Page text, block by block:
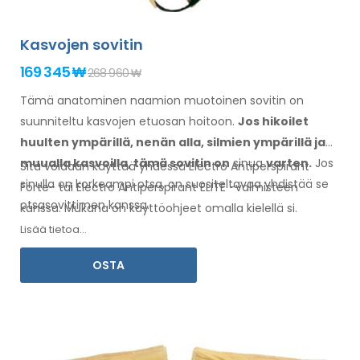
Kasvojen sovitin
169 345 ₩268 960 ₩
Tämä anatominen naamion muotoinen sovitin on
suunniteltu kasvojen etuosan hoitoon. Jos hikoilet
huulten ympärillä, nenän alla, silmien ympärillä ja
muuallakasvoilla, tämä sovitinon sinuavarten. Jos
sinulla on korkeampi otsa, on suositeltavaa yhdistää se
otsasovittimen kanssa.
Sitä voidaan käyttää yhdessä Electro Antiperspirant
Forte- tai Electro Antiperspirant ELITE -valmisteen
kanssa. Mukana onkäyttöohjeet omalla kielellä si.
Lisää tietoa...
OSTA